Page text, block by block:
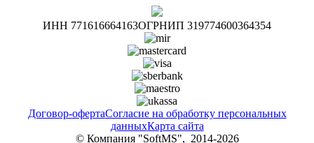
ИНН 771616664163ОГРНИП 319774600364354
Договор-офертаСогласие на обработку персональных
данныхКарта сайта
© Компания "SoftMS", 2014-2026